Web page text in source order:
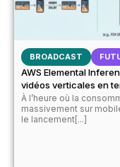
BROADCAST
AWS Elemental
vidéos verticales en
À l’heure où la
massivement sur
le lancement[...]